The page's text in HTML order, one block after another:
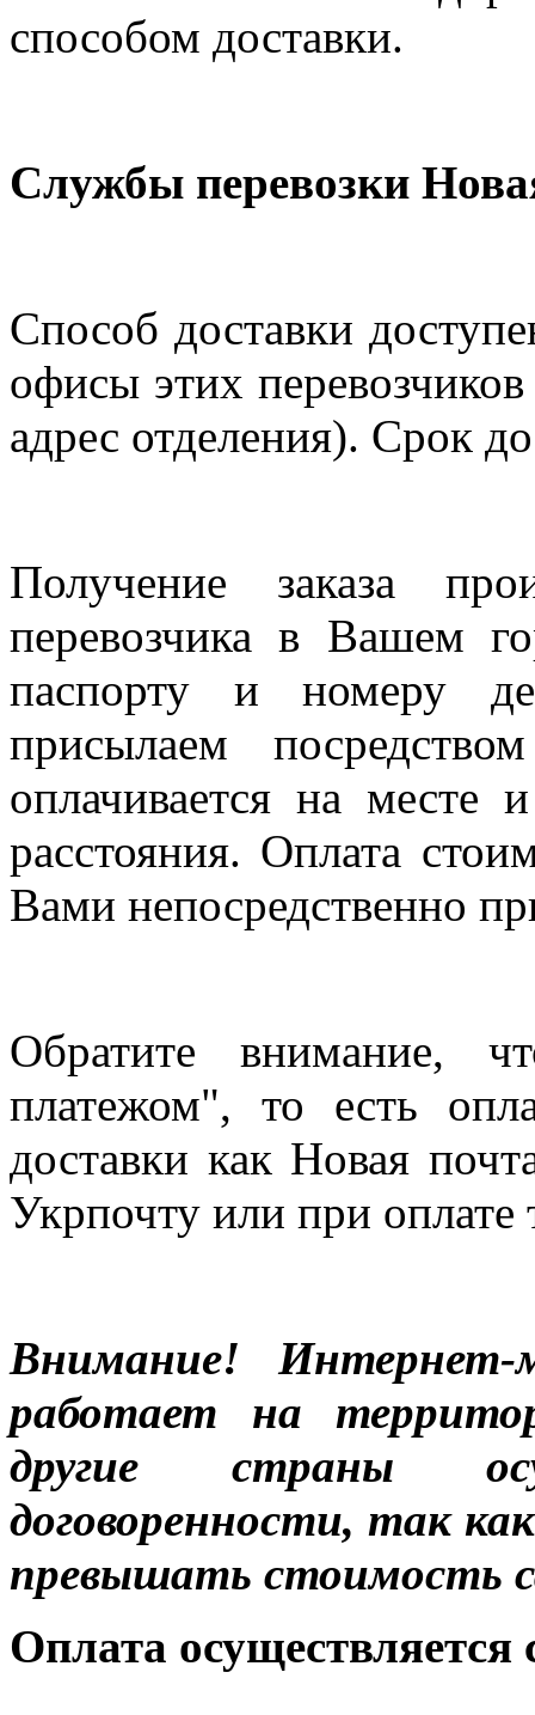
способом доставки.
Службы перевозки
Способ доставки
офисы этих
адрес отделения). Срок
Получение заказа
перевозчика в Вашем
паспорту и номеру
присылаем
оплачивается на месте
расстояния. Оплата
Вами непосредственно
Обратите внимание,
платежом", то есть
доставки как Новая
Укрпочту или при оплате
Внимание! Интернет-
работает на
другие страны
договоренности, так
превышать стоимость
Оплата